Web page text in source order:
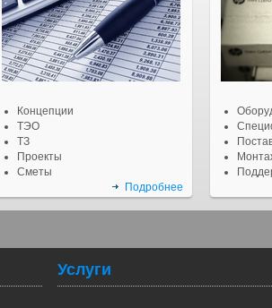
Концепции
ТЭО
ТЗ
Проекты
Сметы
Подробнее
А-Профи получила статус партнера
Услуги